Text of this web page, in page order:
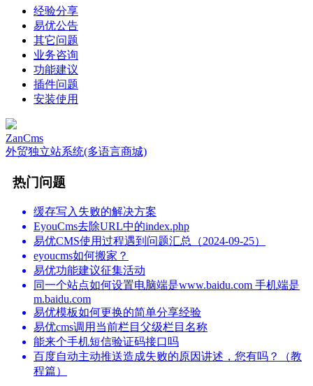
经验分享
易优公告
其它问题
业务咨询
功能建议
插件问题
安装使用
ZanCms
外贸独立站系统(多语言商城)
热门问题
缓存写入失败的解决方案
EyouCms去除URL中的index.php
易优CMS使用过程遇到问题汇总（2024-09-25）
eyoucms如何搬家？
易优功能建议征集活动
同一个站点如何设置电脑端是www.baidu.com 手机端是
m.baidu.com
易优模板如何更换的简单分享经验
易优cms调用当前栏目父级栏目名称
能来个手机短信验证码接口吗
百度自动主动推送造成失败的原因讲述，您有吗？（教
程篇）